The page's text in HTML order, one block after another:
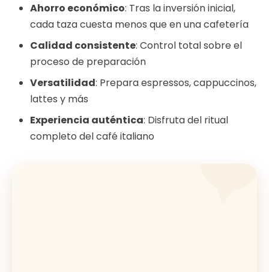
Ahorro económico: Tras la inversión inicial,
cada taza cuesta menos que en una cafetería
Calidad consistente: Control total sobre el
proceso de preparación
Versatilidad: Prepara espressos, cappuccinos,
lattes y más
Experiencia auténtica: Disfruta del ritual
completo del café italiano